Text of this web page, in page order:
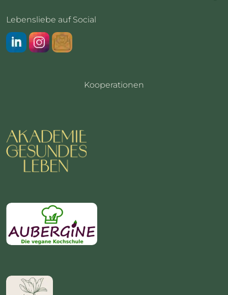
Lebensliebe auf Social
Kooperationen